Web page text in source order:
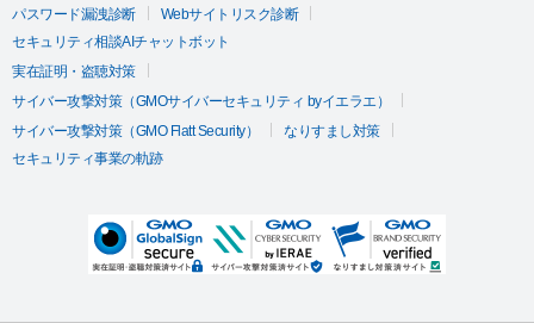
パスワード漏洩診断
Webサイトリスク診断
セキュリティ相談AIチャットボット
実在証明・盗聴対策
サイバー攻撃対策（GMOサイバーセキュリティ byイエラエ）
サイバー攻撃対策（GMO Flatt Security）
なりすまし対策
セキュリティ事業の軌跡